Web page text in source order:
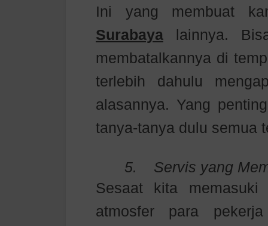
Ini yang membuat
Surabaya
lainnya.
membatalkannya di
terlebih dahulu
alasannya. Yang
tanya-tanya dulu semua
5.
Servis yang
Sesaat kita
atmosfer para